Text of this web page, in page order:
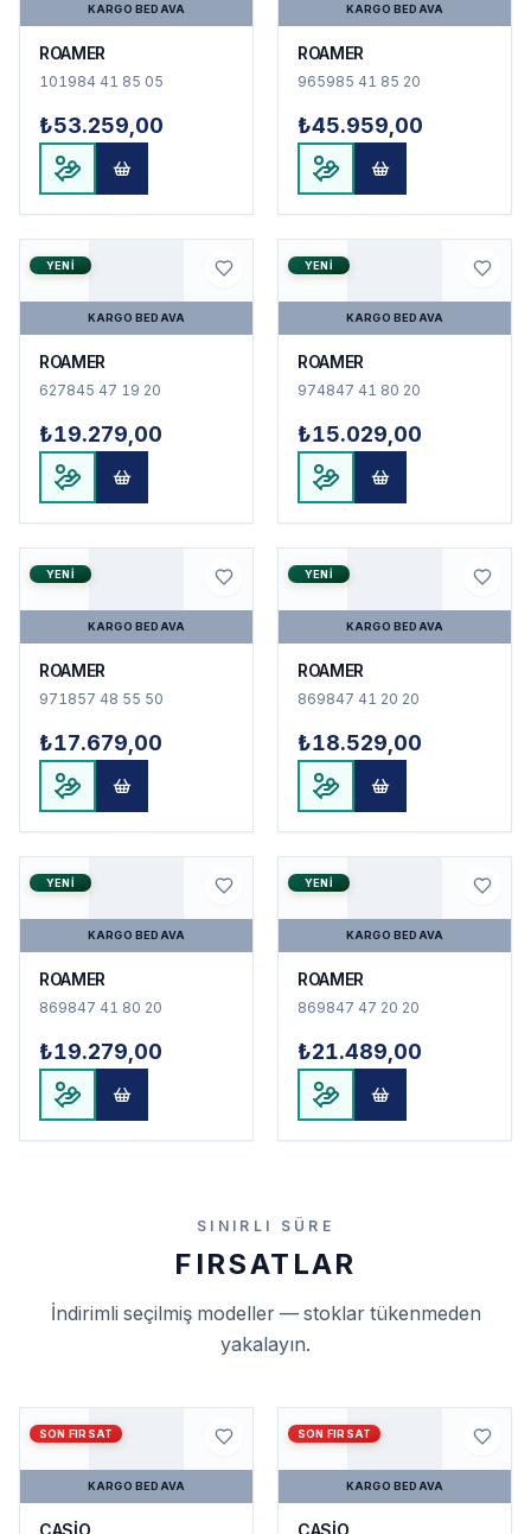
KARGO BEDAVA
ROAMER
101984 41 85 05
₺53.259,00
KARGO BEDAVA
ROAMER
965985 41 85 20
₺45.959,00
YENI
KARGO BEDAVA
ROAMER
627845 47 19 20
₺19.279,00
YENI
KARGO BEDAVA
ROAMER
974847 41 80 20
₺15.029,00
YENI
KARGO BEDAVA
ROAMER
971857 48 55 50
₺17.679,00
YENI
KARGO BEDAVA
ROAMER
869847 41 20 20
₺18.529,00
YENI
KARGO BEDAVA
ROAMER
869847 41 80 20
₺19.279,00
YENI
KARGO BEDAVA
ROAMER
869847 47 20 20
₺21.489,00
SINIRLI SÜRE
FIRSATLAR
İndirimli seçilmiş modeller — stoklar tükenmeden
yakalayın.
SON FIRSAT
KARGO BEDAVA
CASİO
SON FIRSAT
KARGO BEDAVA
CASİO